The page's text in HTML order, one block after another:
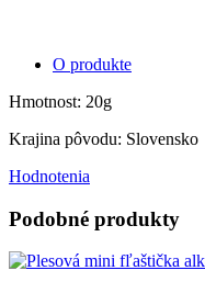
O produkte
Hmotnost: 20g
Krajina pôvodu: Slovensko
Hodnotenia
Podobné produkty